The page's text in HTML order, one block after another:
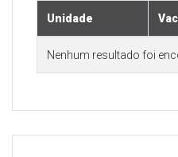
Unidade
Nenhum resultado foi